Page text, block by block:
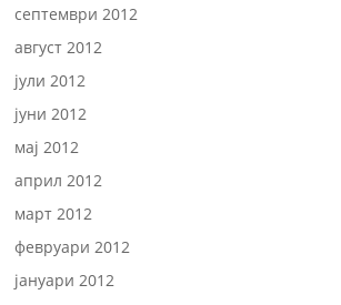
септември 2012
август 2012
јули 2012
јуни 2012
мај 2012
април 2012
март 2012
февруари 2012
јануари 2012